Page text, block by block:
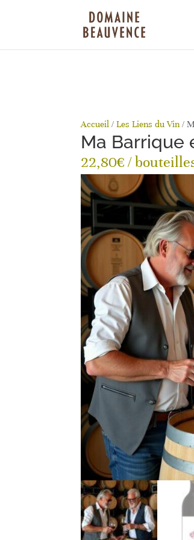
Accueil /Les Liens du Vin /
Ma Barrique
22,80€ /